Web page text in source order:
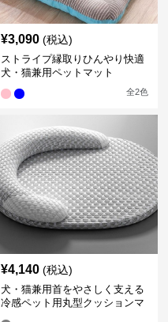
¥3,090 (税込)
ストライプ縁取りひんやり快適
犬・猫兼用ペットマット
全2色
¥4,140 (税込)
犬・猫兼用首をやさしく支える
冷感ペット用丸型クッションマ